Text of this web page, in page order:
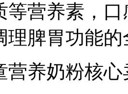
等营养素，
理脾胃功能
营养奶粉核